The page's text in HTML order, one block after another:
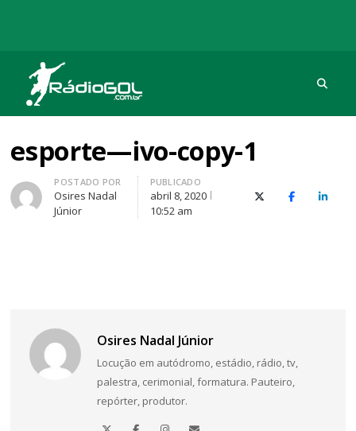
Rádio Gol
Há mais de 20 anos com as melhores coberturas
esporte—ivo-copy-1
Autor
POSTADO POR
Osires Nadal
Júnior
PUBLICADO
abril 8, 2020
10:52 am
X (Twitter)Facebook
O
Osires Nadal Júnior
Locução em autódromo, estádio, rádio, tv,
palestra, cerimonial, formatura. Pauteiro,
repórter, produtor.
Navegação